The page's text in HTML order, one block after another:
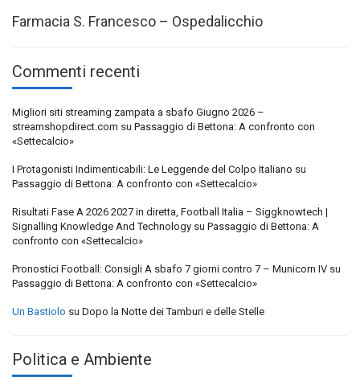
Farmacia S. Francesco – Ospedalicchio
Commenti recenti
Migliori siti streaming zampata a sbafo Giugno 2026 –
streamshopdirect.com su Passaggio di Bettona: A confronto con
«Settecalcio»
I Protagonisti Indimenticabili: Le Leggende del Colpo Italiano su
Passaggio di Bettona: A confronto con «Settecalcio»
Risultati Fase A 2026 2027 in diretta, Football Italia – Siggknowtech |
Signalling Knowledge And Technology su Passaggio di Bettona: A
confronto con «Settecalcio»
Pronostici Football: Consigli A sbafo 7 giorni contro 7 – Municorn IV su
Passaggio di Bettona: A confronto con «Settecalcio»
Un Bastiolo su Dopo la Notte dei Tamburi e delle Stelle
Politica e Ambiente